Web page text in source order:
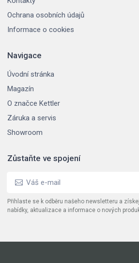
Ochrana osobních údajů
Informace o cookies
Navigace
Úvodní stránka
Magazín
O značce Kettler
Záruka a servis
Showroom
Zůstaňte ve spojení
Přihlaste se k odběru našeho newsletteru a
nabídky, aktualizace a informace o nových